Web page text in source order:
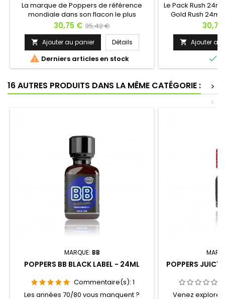
La marque de Poppers de référence
mondiale dans son flacon le plus
avantageux. C'est dans cette bouteille
que le stimulant sexuel Poppers Rush est
le moins cher. Captain Rush a disparu de
l'étiquette, mais le jaune du Rush
original reste comme marque de
repère. Le Poppers Rush est idéal pour
lever les dernières...
Prix
30,75 € Prix
de
base
35,42 €
 Ajouter au panier Détails
 Derniers articles en stock
Le Pack Rush
Gold Rush
Super Rush
24ml- Rush
effets
différentes.
les différents
de liquide
Prix
 Ajouter au

16 AUTRES PRODUITS DANS LA MÊME CATÉGORIE :
>
<
MARQUE: BB
POPPERS BB BLACK LABEL - 24ML
Commentaire(s): 1
Les années 70/80 vous manquent ?
POPPERS
Venez